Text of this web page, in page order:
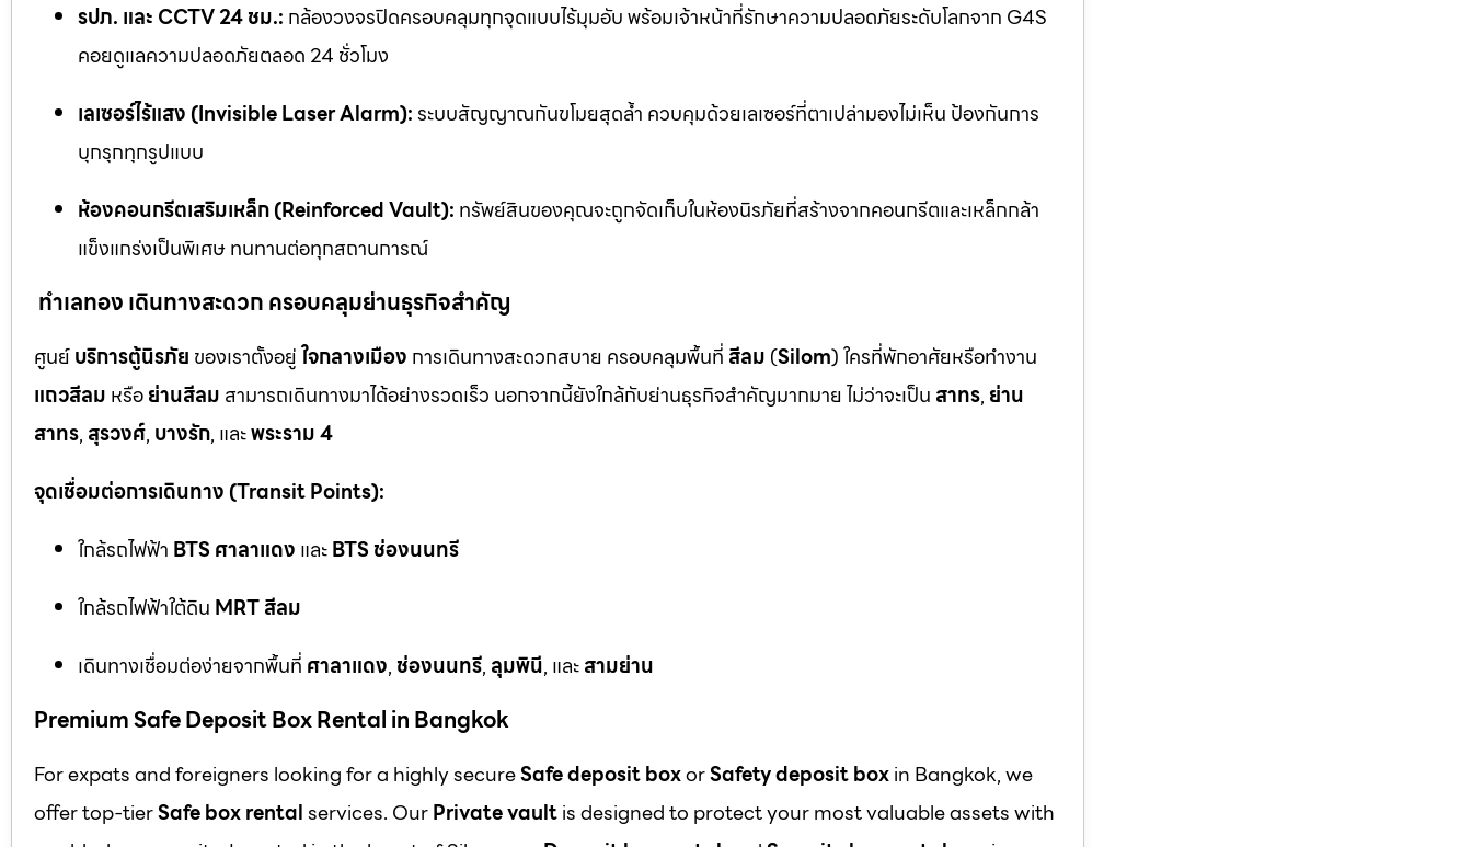
รปภ. และ CCTV 24 ชม.: กล้องวงจรปิดครอบคลุมทุกจุดแบบไร้มุมอับ พร้อมเจ้าหน้าที่รักษาความปลอดภัยระดับโลกจาก G4S
คอยดูแลความปลอดภัยตลอด 24 ชั่วโมง
เลเซอร์ไร้แสง (Invisible Laser Alarm):ระบบสัญญาณกันขโมยสุดล้ำ ควบคุมด้วยเลเซอร์ที่ตาเปล่ามองไม่เห็น ป้องกันการ
บุกรุกทุกรูปแบบ
ห้องคอนกรีตเสริมเหล็ก (Reinforced Vault): ทรัพย์สินของคุณจะถูกจัดเก็บในห้องนิรภัยที่สร้างจากคอนกรีตและเหล็กกล้า
แข็งแกร่งเป็นพิเศษ ทนทานต่อทุกสถานการณ์
ทำเลทอง เดินทางสะดวก ครอบคลุมย่านธุรกิจสำคัญ
ศูนย์บริการตู้นิรภัย ของเราตั้งอยู่ใจกลางเมือง การเดินทางสะดวกสบาย ครอบคลุมพื้นที่ สีลม (Silom) ใครที่พักอาศัยหรือทำงาน
แถวสีลม หรือย่านสีลม สามารถเดินทางมาได้อย่างรวดเร็ว นอกจากนี้ยังใกล้กับย่านธุรกิจสำคัญมากมาย ไม่ว่าจะเป็น สาทร, ย่าน
สาทร, สุรวงศ์, บางรัก, และพระราม 4
จุดเชื่อมต่อการเดินทาง (Transit Points):
ใกล้รถไฟฟ้า BTS ศาลาแดง และBTS ช่องนนทรี
ใกล้รถไฟฟ้าใต้ดิน MRT สีลม
เดินทางเชื่อมต่อง่ายจากพื้นที่ ศาลาแดง, ช่องนนทรี, ลุมพินี, และสามย่าน
Premium Safe Deposit Box Rental in Bangkok
For expats and foreigners looking for a highly secureSafe deposit boxorSafety deposit boxin Bangkok, we
offer top-tierSafe box rentalservices. OurPrivate vaultis designed to protect your most valuable assets with